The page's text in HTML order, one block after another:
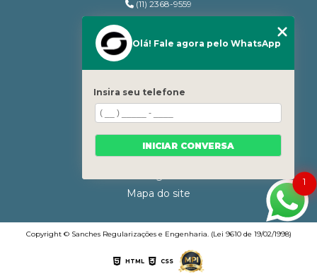
(11) 2368-9559
contato@sanchesri.com.br
Quem Somos
Blog
Serviços
Contato
Mapa do site
Copyright © Sanches Regularizações e Engenharia. (Lei 9610 de 19/02/1998)
HTML CSS
1
Olá! Fale agora pelo WhatsApp
Insira seu telefone
INICIAR CONVERSA